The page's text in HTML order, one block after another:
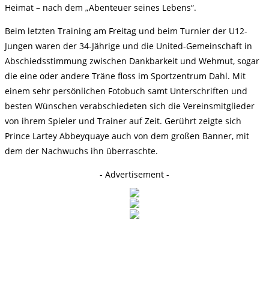
Heimat – nach dem „Abenteuer seines Lebens“.
Beim letzten Training am Freitag und beim Turnier der U12-
Jungen waren der 34-Jährige und die United-Gemeinschaft in
Abschiedsstimmung zwischen Dankbarkeit und Wehmut, sogar
die eine oder andere Träne floss im Sportzentrum Dahl. Mit
einem sehr persönlichen Fotobuch samt Unterschriften und
besten Wünschen verabschiedeten sich die Vereinsmitglieder
von ihrem Spieler und Trainer auf Zeit. Gerührt zeigte sich
Prince Lartey Abbeyquaye auch von dem großen Banner, mit
dem der Nachwuchs ihn überraschte.
- Advertisement -